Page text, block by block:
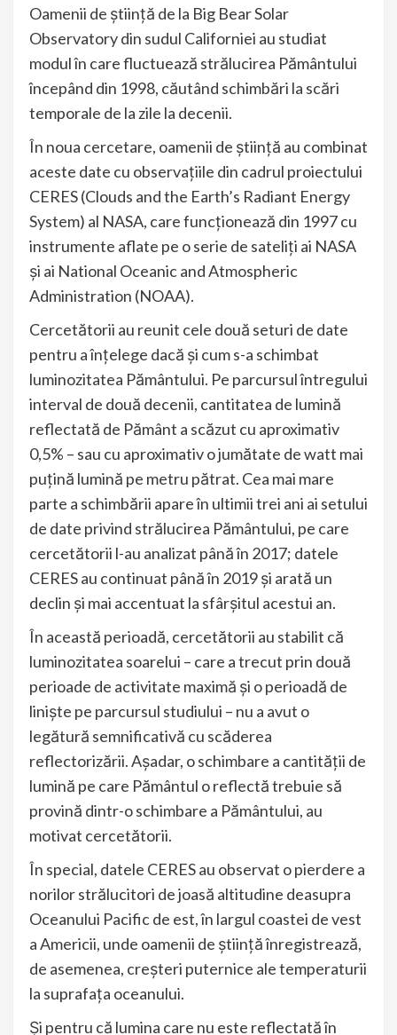
Oamenii de ştiinţă de la Big Bear Solar
Observatory din sudul Californiei au studiat
modul în care fluctuează strălucirea Pământului
începând din 1998, căutând schimbări la scări
temporale de la zile la decenii.
În noua cercetare, oamenii de ştiinţă au combinat
aceste date cu observaţiile din cadrul proiectului
CERES (Clouds and the Earth’s Radiant Energy
System) al NASA, care funcţionează din 1997 cu
instrumente aflate pe o serie de sateliţi ai NASA
şi ai National Oceanic and Atmospheric
Administration (NOAA).
Cercetătorii au reunit cele două seturi de date
pentru a înţelege dacă şi cum s-a schimbat
luminozitatea Pământului. Pe parcursul întregului
interval de două decenii, cantitatea de lumină
reflectată de Pământ a scăzut cu aproximativ
0,5% – sau cu aproximativ o jumătate de watt mai
puţină lumină pe metru pătrat. Cea mai mare
parte a schimbării apare în ultimii trei ani ai setului
de date privind strălucirea Pământului, pe care
cercetătorii l-au analizat până în 2017; datele
CERES au continuat până în 2019 şi arată un
declin şi mai accentuat la sfârşitul acestui an.
În această perioadă, cercetătorii au stabilit că
luminozitatea soarelui – care a trecut prin două
perioade de activitate maximă şi o perioadă de
linişte pe parcursul studiului – nu a avut o
legătură semnificativă cu scăderea
reflectorizării. Aşadar, o schimbare a cantităţii de
lumină pe care Pământul o reflectă trebuie să
provină dintr-o schimbare a Pământului, au
motivat cercetătorii.
În special, datele CERES au observat o pierdere a
norilor strălucitori de joasă altitudine deasupra
Oceanului Pacific de est, în largul coastei de vest
a Americii, unde oamenii de ştiinţă înregistrează,
de asemenea, creşteri puternice ale temperaturii
la suprafaţa oceanului.
Şi pentru că lumina care nu este reflectată în